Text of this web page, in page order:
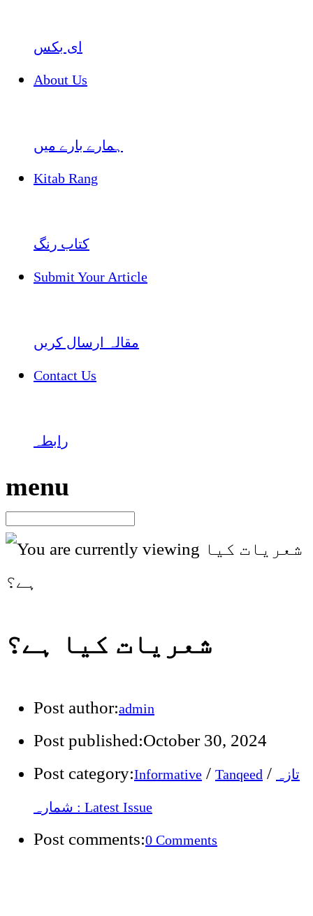
ای بکس
About Us
ہمارے بارے میں
Kitab Rang
کتاب رنگ
Submit Your Article
مقالہ ارسال کریں
Contact Us
رابطہ
menu
Post author:admin
Post published:October 30, 2024
Post category:Informative / Tanqeed / تازہ
شمارہ : Latest Issue
Post comments:0 Comments